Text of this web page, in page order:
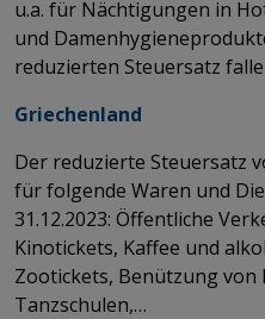
u.a. für Nächtigungen in
und
reduzierten Steuersatz
Griechenland
Der reduzierte Steuersatz
für folgende Waren und
31.12.2023: Öffentliche
Kinotickets, Kaffee und
Zootickets, Benützung von
Tanzschulen,…